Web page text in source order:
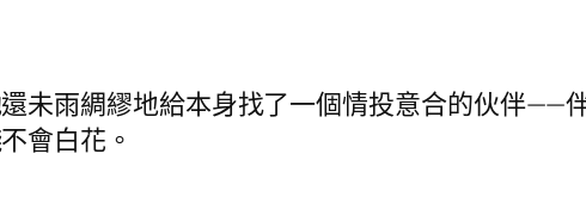
雨綢繆地給本身找了一個情投意合的伙伴——
會白花。